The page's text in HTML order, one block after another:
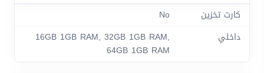
كارت تخزين
No
داخلي
16GB 1GB RAM, 32GB 1GB RAM,
64GB 1GB RAM